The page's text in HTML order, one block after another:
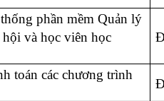
phần mềm Quản lý
và học viên học
toán các chương trình